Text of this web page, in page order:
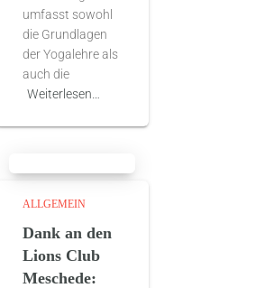
umfasst sowohl
die Grundlagen
der Yogalehre als
auch die
Weiterlesen…
ALLGEMEIN
Dank an den
Lions Club
Meschede: